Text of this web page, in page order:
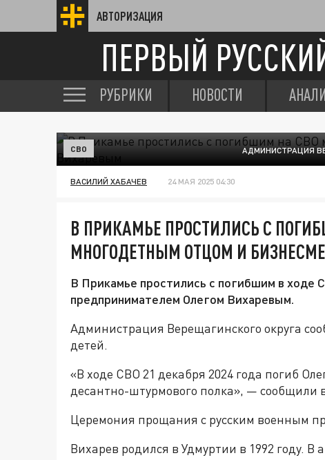
АВТОРИЗАЦИЯ
ПЕРВЫЙ
РУБРИКИ НОВОСТИ
АДМИНИСТРАЦИЯ
СВО
ВАСИЛИЙ ХАБАЧЕВ 24 МАЯ 2025 04:30
В ПРИКАМЬЕ ПРОСТИЛИСЬ С
МНОГОДЕТНЫМ ОТЦОМ И
В Прикамье простились с погибшим в ходе
предпринимателем Олегом Вихаревым.
Администрация Верещагинского округа
детей.
«В ходе СВО 21 декабря 2024 года погиб
десантно-штурмового полка», — сообщили
Церемония прощания с русским военным
Вихарев родился в Удмуртии в 1992 году.